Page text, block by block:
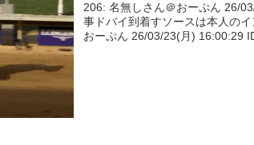
206: 名無しさん＠おーぷん 26/
事ドバイ到着すソースは本人の
おーぷん 26/03/23(月) 16:00:29